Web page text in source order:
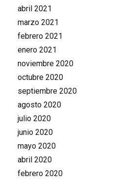
abril 2021
marzo 2021
febrero 2021
enero 2021
noviembre 2020
octubre 2020
septiembre 2020
agosto 2020
julio 2020
junio 2020
mayo 2020
abril 2020
febrero 2020